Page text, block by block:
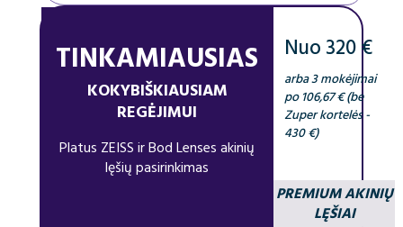
TINKAMIAUSIAS
KOKYBIŠKIAUSIAM
REGĖJIMUI
Platus ZEISS ir Bod Lenses akinių
lęšių pasirinkimas
Nuo 320 €
arba 3 mokėjimai
po 106,67 € (be
Zuper kortelės -
430 €)
PREMIUM AKINIŲ
LĘŠIAI